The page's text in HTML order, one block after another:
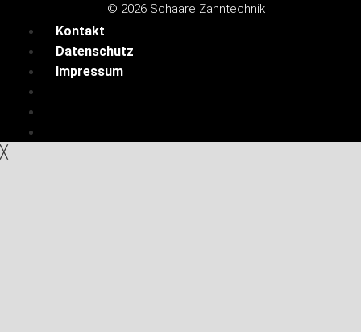
© 2026 Schaare Zahntechnik
Kontakt
Datenschutz
Impressum
╳